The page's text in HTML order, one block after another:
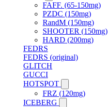
FAFF. (65-150mg)
PZDC (150mg)
RandM (150mg)
SHOOTER (150mg)
HARD (200mg)
FEDRS
FEDRS (original)
GLITCH
GUCCI
HOTSPOT
FRZ (120mg)
ICEBERG